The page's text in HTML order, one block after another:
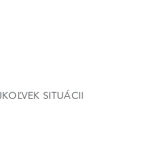
SITUÁCII